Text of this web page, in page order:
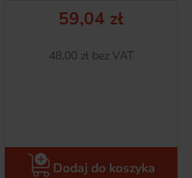
Cena
59,04 zł
Netto
48,00 zł bez VAT
Dodaj do koszyka